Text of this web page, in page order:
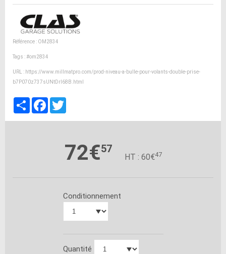
Référence : OM2834
Tags :#om2834
URL : https://www.millmatpro.com/prod-niveau-a-bulle-pour-volants-double-prise-
b7P070z737sUNtDrI68B.html
PartagerFacebook
72€57
HT : 60€47
Conditionnement
Quantité